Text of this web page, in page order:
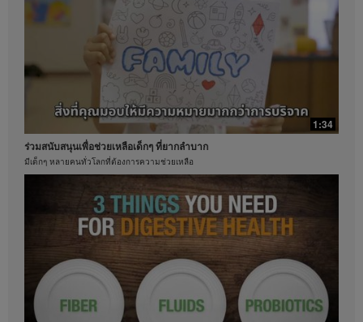
ควบคุมน้ำหนักได้มากและ / หรืออย่างรวดเร็ว ไม่ถือว่า
เป็นปริมาณของน้ำหนักที่แต่ละบุคคลจะสามารถทำเช่น
เดียวกันได้ หรืออัตราในการควบคุมน้ำหนักที่บุคคลใด
บุคคลหนึ่งคาดหวังว่าจะทำได้ การควบคุมน้ำหนักของ
แต่ละบุคคลจะขึ้นอยู่กับการเผาผลาญพลังงานเฉพาะ
บุคคล พฤติกรรมการบริโภคและอาหารที่บริโภค น้ำหนัก
เริ่มต้น และรูปแบบการออกกำลังกาย ผู้บริโภคฟอร์มูล่า 1
วันละสองครั้งเพื่อเป็นส่วนหนึ่งของรูปแบบการดำเนิน
ชีวิตที่มีสุขภาพดี โดยทั่วไปสามารถคาดหวังที่จะสามารถ
ควบคุมน้ำหนัได้ประมาณ 0.5-1 ปอนด์ต่อสัปดาห์ ผู้เข้า
ร่วมในการศึกษา 12 สัปดาห์แบบไม่ทราบผลิตภัณฑ์ที่ใช้
ใช้ฟอร์มูล่า 1 สองครั้งต่อวัน (หนึ่งครั้งเพื่อเป็นอาหารมื้อ
หลักและอีกหนึ่งครั้งเพื่อเป็นอาหารว่าง) ร่วมกับการรับ
ประทานอาหารที่มีแคลอรี่ลดลง และตั้งเป้าหมายการออก
กำลังกายไว้ 30 นาทีต่อวัน ผู้เข้าร่วมเลือกรับประทาน
อาหารที่มีโปรตีนสูงหรืออาหารที่มีโปรตีนในระดับ
มาตรฐาน ผลคือผู้เข้าร่วมในทั้งสองกลุ่มสามารถควบคุม
น้ำหนักได้ 8.5 ปอนด์ สำหรับข้อมูลเกี่ยวกับคำกล่าวอ้าง
ของการควบคุมน้ำหนักในภูมิภาคที่คุณดำเนินธุรกิจอยู่
โปรดศึกษาในคู่มือสมาชิกหรือเยี่ยมชมเว็บไซต์
MyHerbalife.com
ชาคือหนึ่งในเครื่องดื่มที่ได้รับความนิยม
เฮอร์บาไลฟ์ใส่ใจด้านคุณภาพการสกัดชา
1:34
ร่วมสนับสนุนเพื่อช่วยเหลือเด็กๆ ที่ยากลำบาก
มีเด็กๆ หลายคนทั่วโลกที่ต้องการความช่วยเหลือ